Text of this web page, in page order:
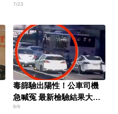
崩潰
7/23
毒篩驗出陽性！公車司機
急喊冤 最新檢驗結果大逆
轉
8/6